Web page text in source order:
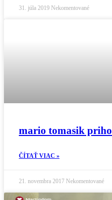
31. júla 2019 Nekomentované
mario tomasik
ČÍTAŤ VIAC »
21. novembra 2017 Nekomentované